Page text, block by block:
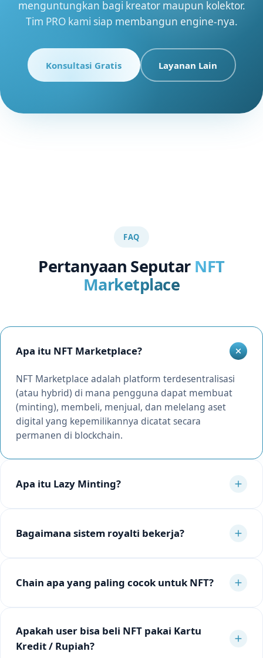
menguntungkan bagi kreator maupun kolektor.
Tim PRO kami siap membangun engine-nya.
Konsultasi Gratis Layanan Lain
FAQ
Pertanyaan Seputar NFT
Marketplace
Apa itu NFT Marketplace?
NFT Marketplace adalah platform terdesentralisasi
(atau hybrid) di mana pengguna dapat membuat
(minting), membeli, menjual, dan melelang aset
digital yang kepemilikannya dicatat secara
permanen di blockchain.
Apa itu Lazy Minting?
Bagaimana sistem royalti bekerja?
Chain apa yang paling cocok untuk NFT?
Apakah user bisa beli NFT pakai Kartu
Kredit / Rupiah?